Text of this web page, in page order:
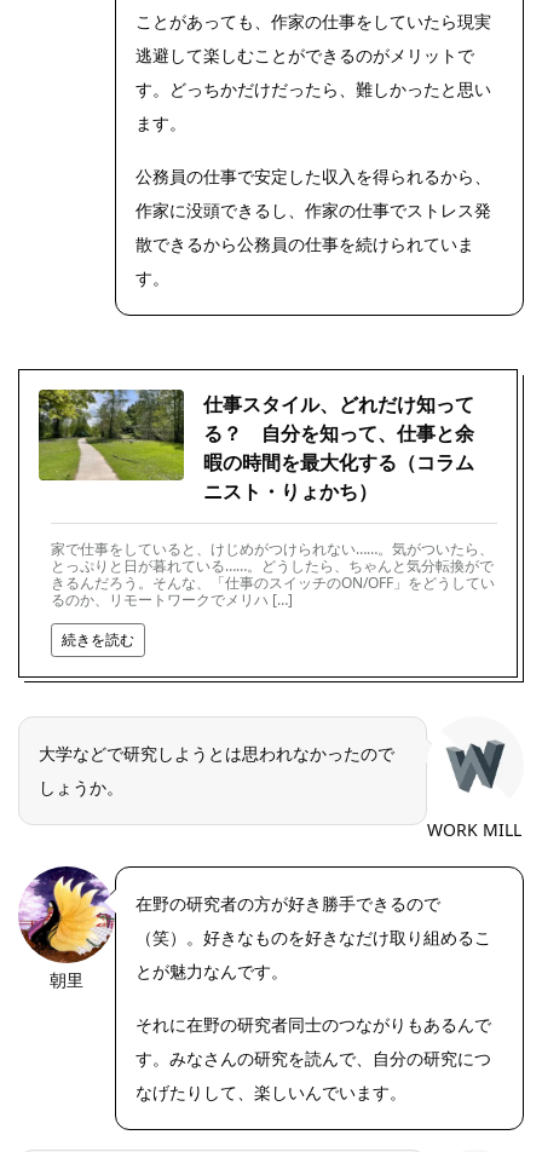
ことがあっても、作家の仕事をしていたら現実
逃避して楽しむことができるのがメリットで
す。どっちかだけだったら、難しかったと思い
ます。
公務員の仕事で安定した収入を得られるから、
作家に没頭できるし、作家の仕事でストレス発
散できるから公務員の仕事を続けられていま
す。
仕事スタイル、どれだけ知って
る？ 自分を知って、仕事と余
暇の時間を最大化する（コラム
ニスト・りょかち）
家で仕事をしていると、けじめがつけられない……。気がついたら、
とっぷりと日が暮れている……。どうしたら、ちゃんと気分転換がで
きるんだろう。そんな、「仕事のスイッチのON/OFF」をどうしてい
るのか、リモートワークでメリハ […]
続きを読む
大学などで研究しようとは思われなかったので
しょうか。
WORK MILL
朝里
在野の研究者の方が好き勝手できるので
（笑）。好きなものを好きなだけ取り組めるこ
とが魅力なんです。
それに在野の研究者同士のつながりもあるんで
す。みなさんの研究を読んで、自分の研究につ
なげたりして、楽しいんでいます。